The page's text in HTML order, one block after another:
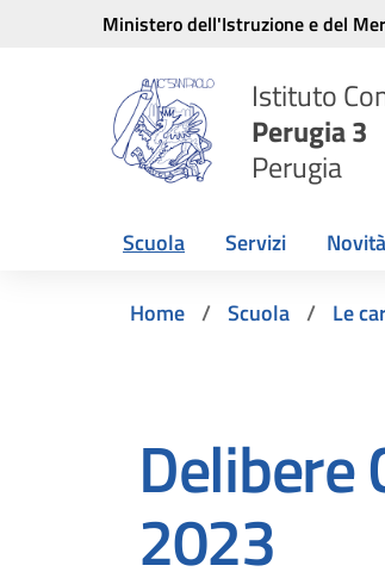
Vai ai contenuti
Vai al menu di navigazione
Ministero dell'Istruzione e del
Istituto
Perugia 3
Perugia
Scuola Servizi Novità
Home Scuola Le
Delibere
2023